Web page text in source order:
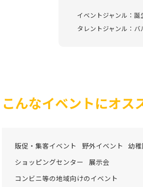
イベントジャンル：誕
タレントジャンル：バ
こんなイベントにオス
販促・集客イベント 野外イベント 幼
ショッピングセンター
展示会
コンビニ等の地域向けのイベント